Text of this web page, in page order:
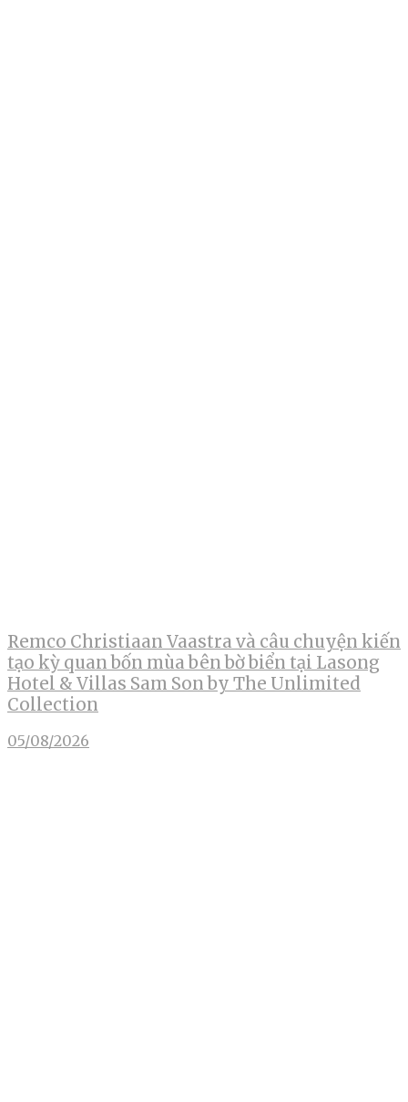
Remco Christiaan Vaastra và câu chuyện kiến
tạo kỳ quan bốn mùa bên bờ biển tại Lasong
Hotel & Villas Sam Son by The Unlimited
Collection
05/08/2026